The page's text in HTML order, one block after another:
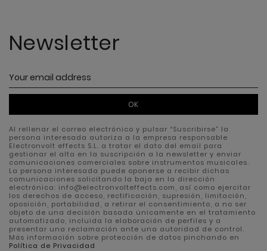
Newsletter
OK
Al rellenar el correo electrónico y pulsar “Suscribirse” la
persona interesada autoriza a la empresa responsable
Electronvolt effects S.L. a tratar el dato del email para
gestionar el alta en la suscripción a la newsletter y enviar
comunicaciones comerciales sobre instrumentos musicales.
La persona interesada puede oponerse a recibir dichas
comunicaciones solicitando la baja en la dirección
electrónica: info@electronvolteffects.com, así como ejercitar
los derechos de acceso, rectificación, supresión, limitación,
oposición, portabilidad, a retirar el consentimiento, a no ser
objeto de una decisión basada únicamente en el tratamiento
automatizado, incluida la elaboración de perfiles y a
presentar una reclamación ante una autoridad de control.
Más información sobre protección de datos pinchando en
Política de Privacidad